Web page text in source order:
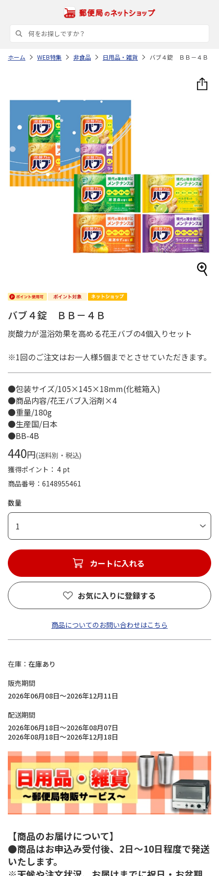
ホーム WEB特集 非食品 日用品・雑貨 バブ４錠 ＢＢ－４Ｂ
バブ４錠 ＢＢ－４Ｂ
炭酸力が温浴効果を高める花王バブの4個入りセット
※1回のご注文はお一人様5個までとさせていただきます。
●包装サイズ/105×145×18mm(化粧箱入)
●商品内容/花王バブ入浴剤×4
●重量/180g
●生産国/日本
●BB-4B
440円(送料別・税込)
獲得ポイント： 4 pt
商品番号
6148955461
数量
1
カートに入れる
お気に入りに登録する
商品についてのお問い合わせはこちら
在庫
在庫あり
販売期間
2026年06月08日～2026年12月11日
配送期間
2026年06月18日～2026年08月07日
2026年08月18日～2026年12月18日
【商品のお届けについて】
●商品はお申込み受付後、2日～10日程度で発送
いたします。